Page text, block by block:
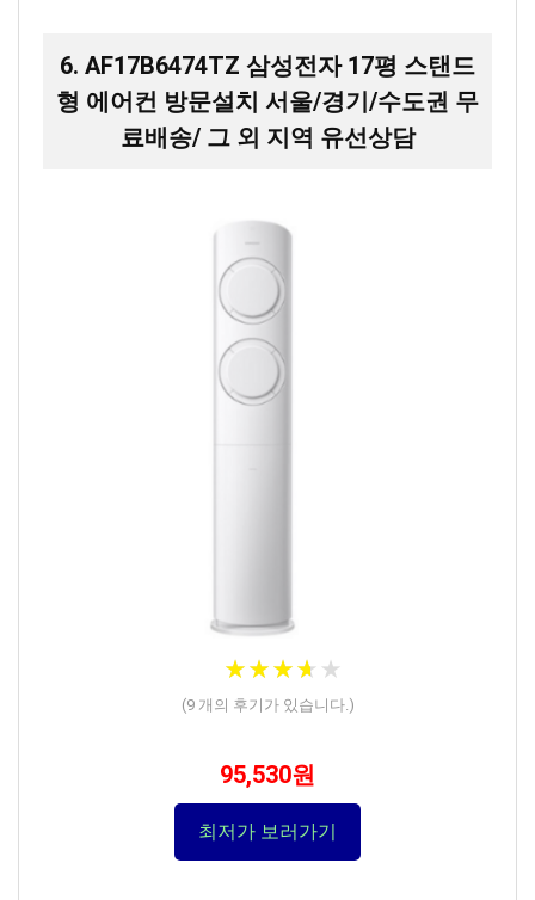
6. AF17B6474TZ 삼성전자 17평 스탠드
형 에어컨 방문설치 서울/경기/수도권 무
료배송/ 그 외 지역 유선상담
★★★★ ★
★★★★ ★
(9개의 후기가 있습니다.)
95,530원
최저가 보러가기